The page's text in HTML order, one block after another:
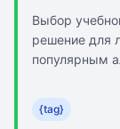
Выбор
решение для
популярным
частных
{tag}